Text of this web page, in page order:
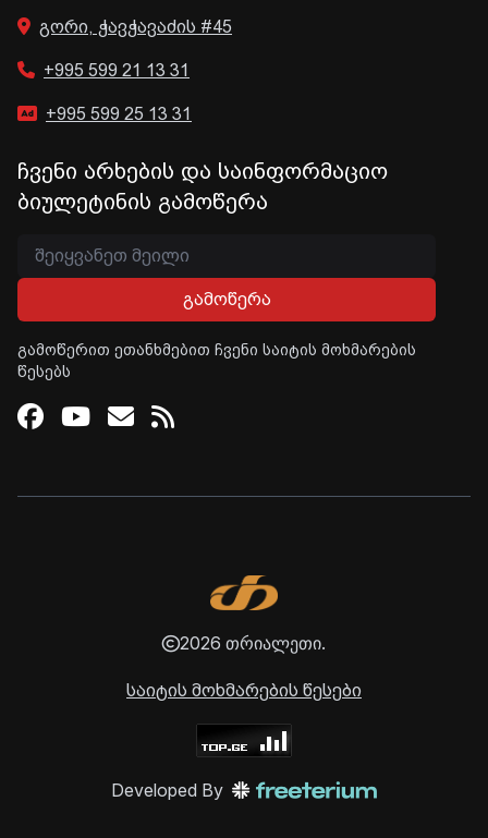
გორი, ჭავჭავაძის #45
+995 599 21 13 31
+995 599 25 13 31
ჩვენი არხების და საინფორმაციო
ბიულეტინის გამოწერა
გამოწერა
გამოწერით ეთანხმებით ჩვენი საიტის მოხმარების
წესებს
Facebook
Youtube
Email
RSS
2026 თრიალეთი.
საიტის მოხმარების წესები
Developed By